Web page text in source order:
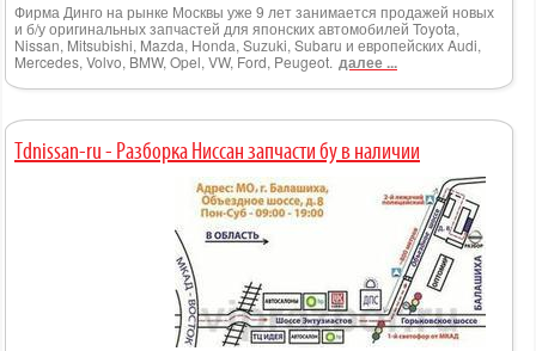
Фирма Динго на рынке Москвы уже 9 лет занимается продажей новых
и б/у оригинальных запчастей для японских автомобилей Toyota,
Nissan, Mitsubishi, Mazda, Honda, Suzuki, Subaru и европейских Audi,
Mercedes, Volvo, BMW, Opel, VW, Ford, Peugeot. далее ...
Tdnissan-ru - Разборка Ниссан запчасти бу в наличии